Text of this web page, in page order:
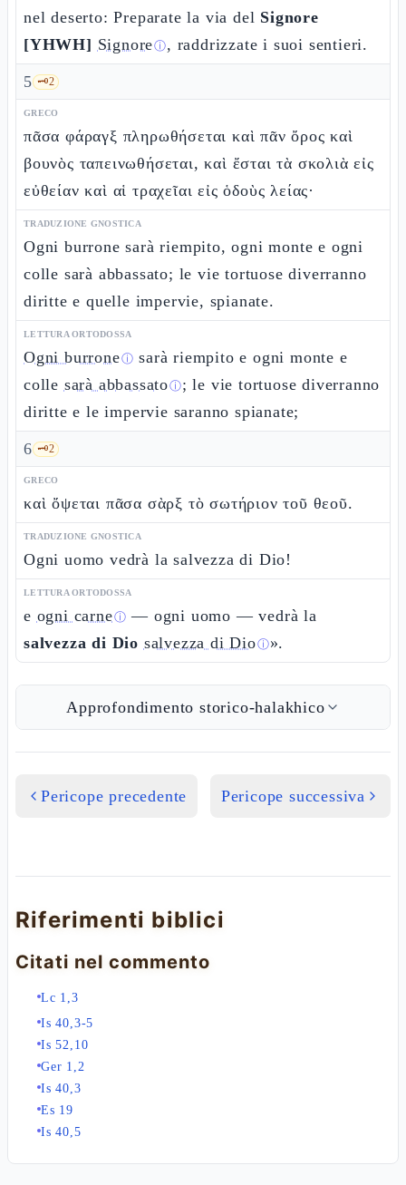
nel deserto: Preparate la via del Signore
[YHWH] Signoreⓘ, raddrizzate i suoi sentieri.
5 🗝️2
GRECO
πᾶσα φάραγξ πληρωθήσεται καὶ πᾶν ὄρος καὶ
βουνὸς ταπεινωθήσεται, καὶ ἔσται τὰ σκολιὰ εἰς
εὐθείαν καὶ αἱ τραχεῖαι εἰς ὁδοὺς λείας·
TRADUZIONE GNOSTICA
Ogni burrone sarà riempito, ogni monte e ogni
colle sarà abbassato; le vie tortuose diverranno
diritte e quelle impervie, spianate.
LETTURA ORTODOSSA
Ogni burroneⓘ sarà riempito e ogni monte e
colle sarà abbassatoⓘ; le vie tortuose diverranno
diritte e le impervie saranno spianate;
6 🗝️2
GRECO
καὶ ὄψεται πᾶσα σὰρξ τὸ σωτήριον τοῦ θεοῦ.
TRADUZIONE GNOSTICA
Ogni uomo vedrà la salvezza di Dio!
LETTURA ORTODOSSA
e ogni carneⓘ — ogni uomo — vedrà la
salvezza di Dio salvezza di Dioⓘ».
Approfondimento storico-halakhico
Pericope precedente Pericope successiva
Riferimenti biblici
Citati nel commento
Lc 1,3
Is 40,3-5
Is 52,10
Ger 1,2
Is 40,3
Es 19
Is 40,5